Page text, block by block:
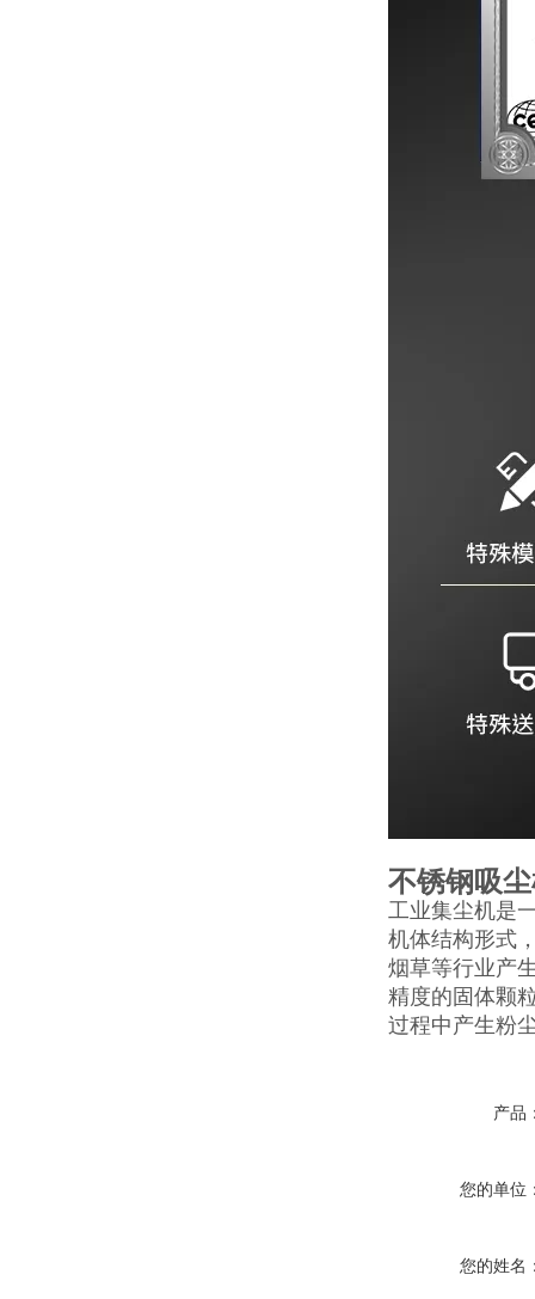
不锈钢吸
工业集尘机是
机体结构形式
烟草等行业产
精度的固体颗
过程中产生粉
产品
您的单位
您的姓名